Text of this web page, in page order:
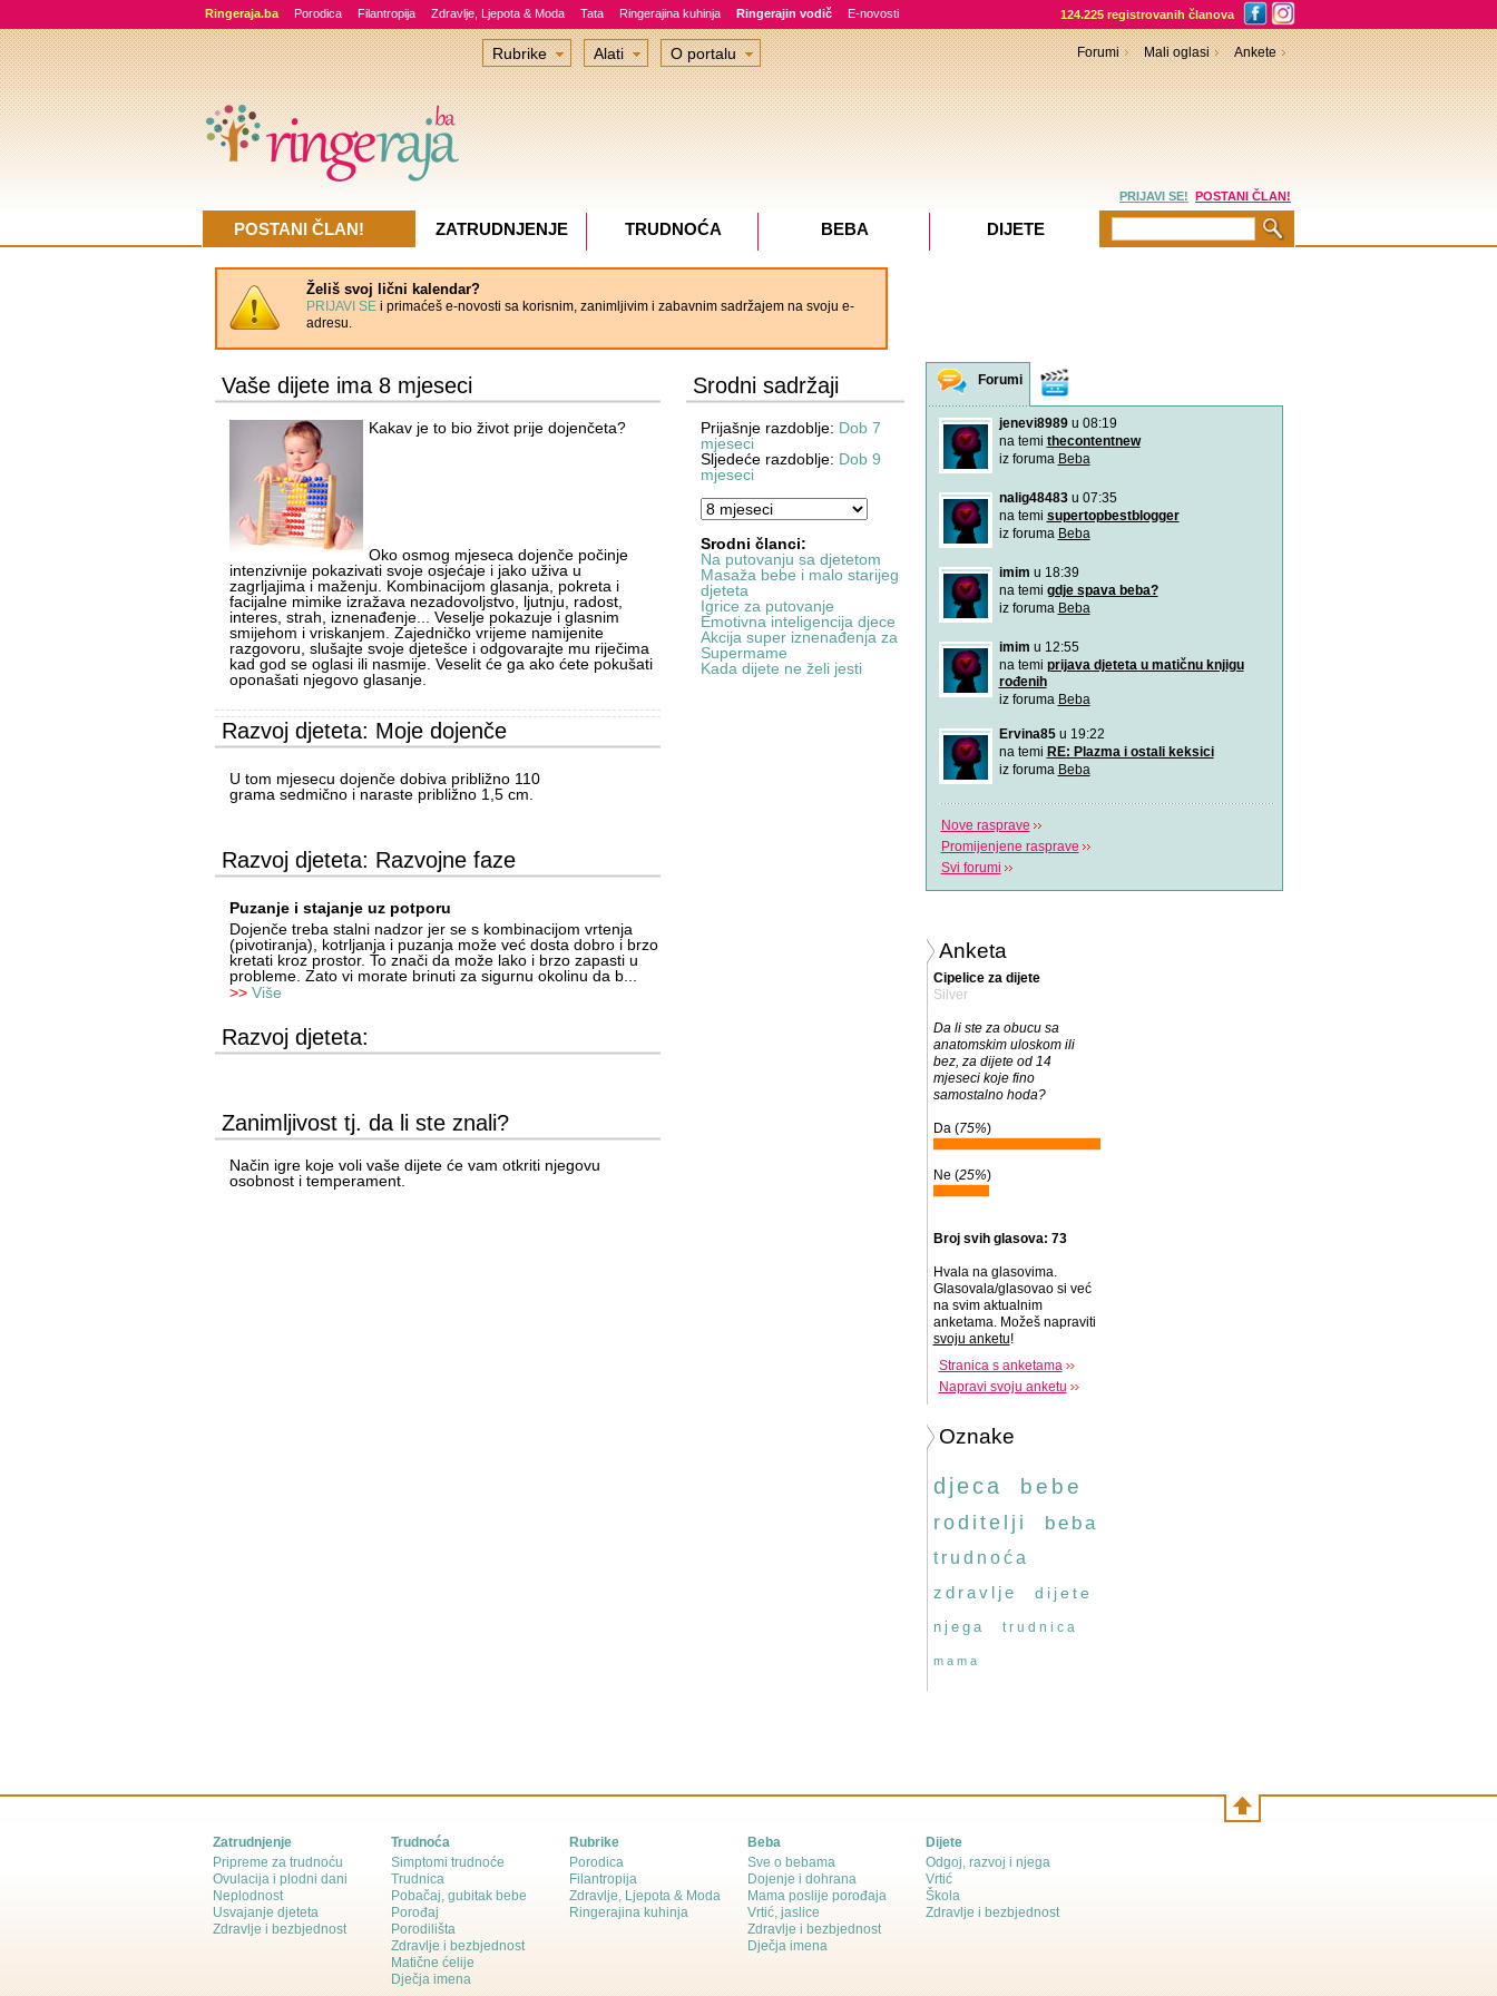
Ringeraja.ba Porodica Filantropija Zdravlje, Ljepota & Moda Tata Ringerajina kuhinja Ringerajin vodič E-novosti 124.225 registrovanih članova
Želiš svoj lični kalendar?
PRIJAVI SEi primaćeš e-novosti sa korisnim, zanimljivim i zabavnim sadržajem na svoju e-
adresu.
Vaše dijete ima 8 mjeseci
Kakav je to bio život prije dojenčeta?
Oko osmog mjeseca dojenče počinje
intenzivnije pokazivati svoje osjećaje i jako uživa u
zagrljajima i maženju. Kombinacijom glasanja, pokreta i
facijalne mimike izražava nezadovoljstvo, ljutnju, radost,
interes, strah, iznenađenje... Veselje pokazuje i glasnim
smijehom i vriskanjem. Zajedničko vrijeme namijenite
razgovoru, slušajte svoje djetešce i odgovarajte mu riječima
kad god se oglasi ili nasmije. Veselit će ga ako ćete pokušati
oponašati njegovo glasanje.
Razvoj djeteta: Moje dojenče
U tom mjesecu dojenče dobiva približno 110
grama sedmično i naraste približno 1,5 cm.
Razvoj djeteta: Razvojne faze
Puzanje i stajanje uz potporu
Dojenče treba stalni nadzor jer se s kombinacijom vrtenja
(pivotiranja), kotrljanja i puzanja može već dosta dobro i brzo
kretati kroz prostor. To znači da može lako i brzo zapasti u
probleme. Zato vi morate brinuti za sigurnu okolinu da b...
>> Više
Razvoj djeteta:
Zanimljivost tj. da li ste znali?
Način igre koje voli vaše dijete će vam otkriti njegovu
osobnost i temperament.
Srodni sadržaji
Prijašnje razdoblje: Dob 7
mjeseci
Sljedeće razdoblje: Dob 9
mjeseci
Srodni članci:
Na putovanju sa djetetom
Masaža bebe i malo starijeg
djeteta
Igrice za putovanje
Emotivna inteligencija djece
Akcija super iznenađenja za
Supermame
Kada dijete ne želi jesti
Forumi
jenevi8989u 08:19
na temi thecontentnew
iz foruma Beba
nalig48483u 07:35
na temi supertopbestblogger
iz foruma Beba
imim u 18:39
na temi gdje spava beba?
iz foruma Beba
imim u 12:55
na temi prijava djeteta u matičnu knjigu
rođenih
iz foruma Beba
Ervina85u 19:22
na temi RE: Plazma i ostali keksici
iz foruma Beba
Nove rasprave
Promijenjene rasprave
Svi forumi
Anketa
Cipelice za dijete
Silver
Da li ste za obucu sa
anatomskim uloskom ili
bez, za dijete od 14
mjeseci koje fino
samostalno hoda?
Da (75%)
Ne (25%)
Broj svih glasova: 73
Hvala na glasovima.
Glasovala/glasovao si već
na svim aktualnim
anketama. Možeš napraviti
svoju anketu!
Stranica s anketama
Napravi svoju anketu
Oznake
djeca bebe
roditelji beba
trudnoća
zdravlje
dijete
njega trudnica
mama
Rubrike Alati O portalu Forumi Mali oglasi Ankete
PRIJAVI SE! POSTANI ČLAN!
POSTANI ČLAN! ZATRUDNJENJE TRUDNOĆA BEBA DIJETE
Zatrudnjenje
Pripreme za trudnoću
Ovulacija i plodni dani
Neplodnost
Usvajanje djeteta
Zdravlje i bezbjednost
Trudnoća
Simptomi trudnoće
Trudnica
Pobačaj, gubitak bebe
Porođaj
Porodilišta
Zdravlje i bezbjednost
Matične ćelije
Dječja imena
Rubrike
Porodica
Filantropija
Zdravlje, Ljepota & Moda
Ringerajina kuhinja
Beba
Sve o bebama
Dojenje i dohrana
Mama poslije porođaja
Vrtić, jaslice
Zdravlje i bezbjednost
Dječja imena
Dijete
Odgoj, razvoj i njega
Vrtić
Škola
Zdravlje i bezbjednost